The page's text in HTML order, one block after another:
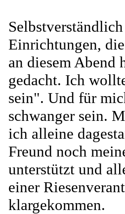
Einrichtungen,
an diesem Abend
gedacht. Ich
sein". Und für
schwanger sein.
ich alleine
Freund noch
unterstützt und
einer
klargekommen.